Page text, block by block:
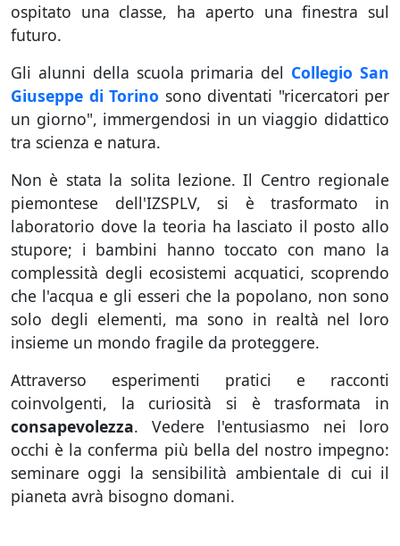
ospitato una classe, ha aperto una finestra sul
futuro.
Gli alunni della scuola primaria del Collegio San
Giuseppe di Torino sono diventati "ricercatori per
un giorno", immergendosi in un viaggio didattico
tra scienza e natura.
Non è stata la solita lezione. Il Centro regionale
piemontese dell'IZSPLV, si è trasformato in
laboratorio dove la teoria ha lasciato il posto allo
stupore; i bambini hanno toccato con mano la
complessità degli ecosistemi acquatici, scoprendo
che l'acqua e gli esseri che la popolano, non sono
solo degli elementi, ma sono in realtà nel loro
insieme un mondo fragile da proteggere.
Attraverso esperimenti pratici e racconti
coinvolgenti, la curiosità si è trasformata in
consapevolezza. Vedere l'entusiasmo nei loro
occhi è la conferma più bella del nostro impegno:
seminare oggi la sensibilità ambientale di cui il
pianeta avrà bisogno domani.